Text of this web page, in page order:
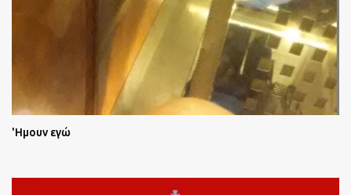
'Ημουν εγώ